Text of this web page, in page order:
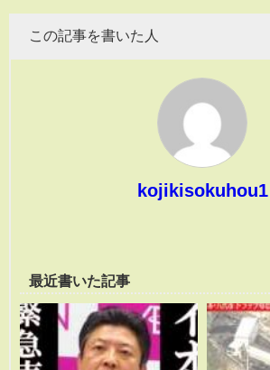
この記事を書いた人
kojikisokuhou1
最近書いた記事